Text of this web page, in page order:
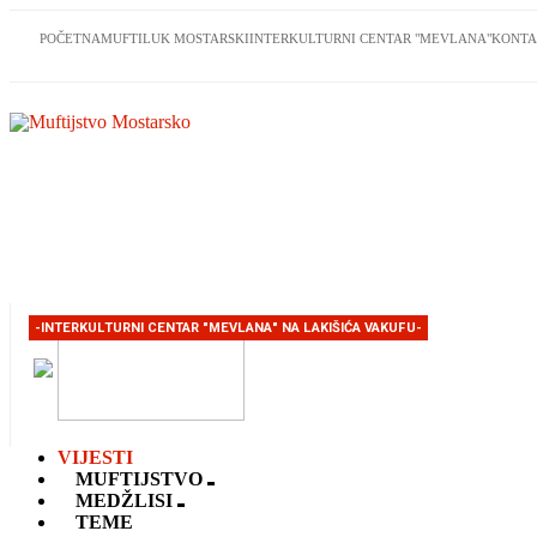
POČETNAMUFTILUK MOSTARSKIINTERKULTURNI CENTAR "MEVLANA"
-INTERKULTURNI CENTAR "MEVLANA" NA LAKIŠIĆA VAKUFU-
VIJESTI
MUFTIJSTVO
MEDŽLISI
TEME